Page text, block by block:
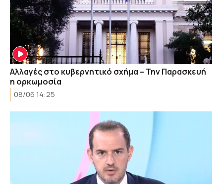
Αλλαγές στο κυβερνητικό σχήμα – Την Παρασκευή
η ορκωμοσία
08/06 14:25